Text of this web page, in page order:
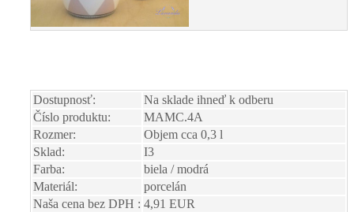
Dostupnosť:
Na sklade ihneď k odberu
Číslo produktu:
MAMC.4A
Rozmer:
Objem cca 0,3 l
Sklad:
I3
Farba:
biela / modrá
Materiál:
porcelán
Naša cena bez DPH : 4,91 EUR